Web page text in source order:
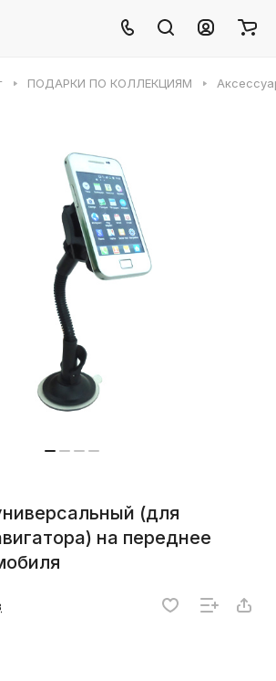
ПОДАРКИ ПО КОЛЛЕКЦИЯМ
(для
на переднее